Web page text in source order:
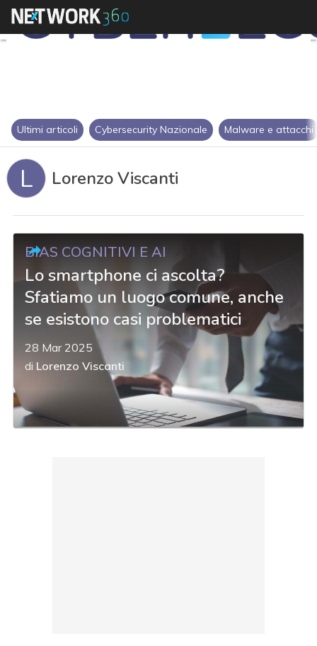
Ultimi articoli Cybersecurity Nazionale Malware e attacchi
L Lorenzo Viscanti
BIAS COGNITIVI E AI
Lo smartphone ci ascolta?
Sfatiamo un luogo comune, anche
se esistono casi problematici
28 Mar 2025
di Lorenzo Viscanti